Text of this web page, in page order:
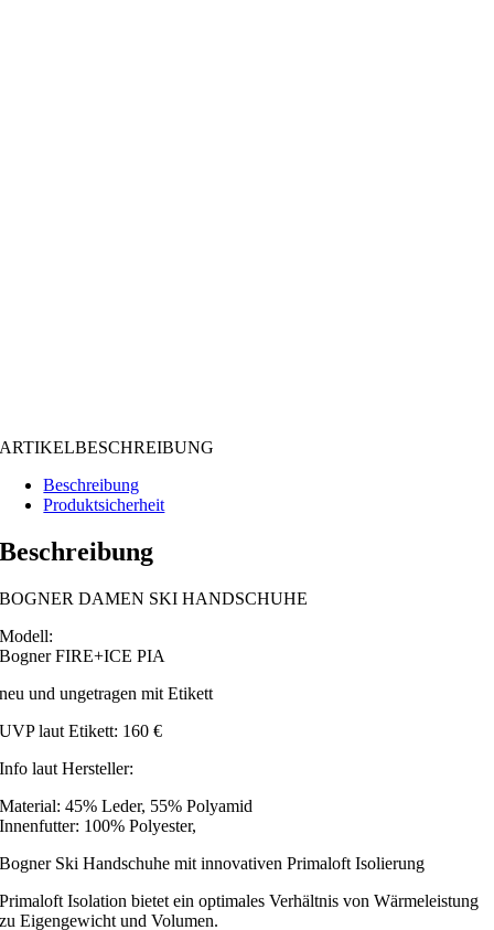
ARTIKELBESCHREIBUNG
Beschreibung
Produktsicherheit
Beschreibung
BOGNER DAMEN SKI HANDSCHUHE
Modell:
Bogner FIRE+ICE PIA
neu und ungetragen mit Etikett
UVP laut Etikett: 160 €
Info laut Hersteller:
Material: 45% Leder, 55% Polyamid
Innenfutter: 100% Polyester,
Bogner Ski Handschuhe mit innovativen Primaloft Isolierung
Primaloft Isolation bietet ein optimales Verhältnis von Wärmeleistung
zu Eigengewicht und Volumen.